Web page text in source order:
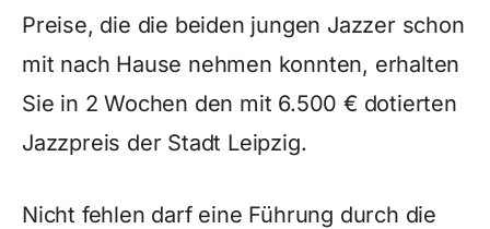
Preise, die die beiden jungen Jazzer schon
mit nach Hause nehmen konnten, erhalten
Sie in 2 Wochen den mit 6.500 € dotierten
Jazzpreis der Stadt Leipzig.
Nicht fehlen darf eine Führung durch die